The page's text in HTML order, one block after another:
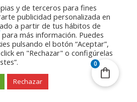
reservados | Desarrollo web por
Cidecán
y de terceros para fines
publicidad personalizada en
a partir de tus hábitos de
para más información. Puedes
pulsando el botón “Aceptar”,
en "Rechazar" o configúrelas
Rechazar
0